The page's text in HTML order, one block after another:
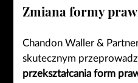
Zmiana formy
Chandon Waller &
skutecznym
przekształcania form